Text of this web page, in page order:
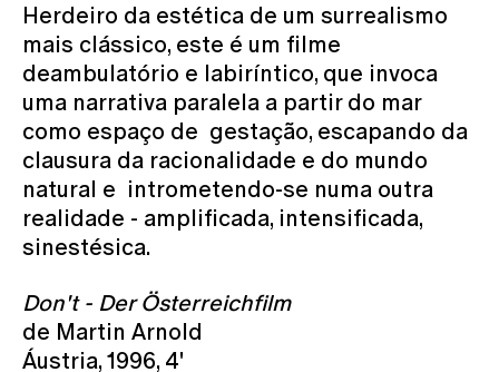
Herdeiro da estética de um surrealismo
mais clássico, este é um filme
deambulatório e labiríntico, que invoca
uma narrativa paralela a partir do mar
como espaço de gestação, escapando da
clausura da racionalidade e do mundo
natural e intrometendo-se numa outra
realidade - amplificada, intensificada,
sinestésica.
Don't - Der Österreichfilm
de Martin Arnold
Áustria, 1996, 4'